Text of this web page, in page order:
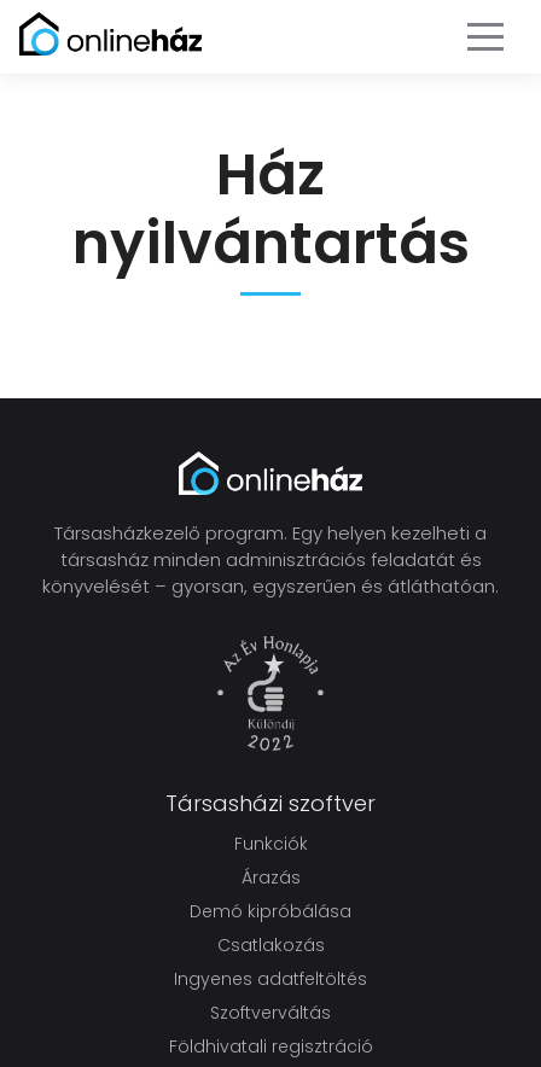
Ház
nyilvántartás
Társasházkezelő program. Egy helyen kezelheti a
társasház minden adminisztrációs feladatát és
könyvelését – gyorsan, egyszerűen és átláthatóan.
Társasházi szoftver
Funkciók
Árazás
Demó kipróbálása
Csatlakozás
Ingyenes adatfeltöltés
Szoftverváltás
Földhivatali regisztráció